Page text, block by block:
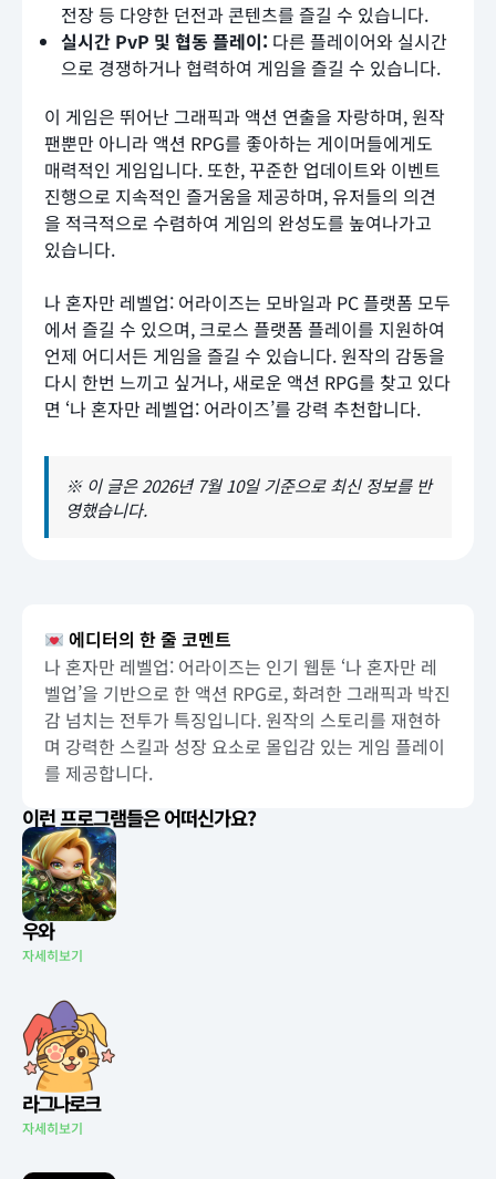
전장 등 다양한 던전과 콘텐츠를 즐길 수 있습니다.
실시간 PvP 및 협동 플레이: 다른 플레이어와 실시간
으로 경쟁하거나 협력하여 게임을 즐길 수 있습니다.
이 게임은 뛰어난 그래픽과 액션 연출을 자랑하며, 원작
팬뿐만 아니라 액션 RPG를 좋아하는 게이머들에게도
매력적인 게임입니다. 또한, 꾸준한 업데이트와 이벤트
진행으로 지속적인 즐거움을 제공하며, 유저들의 의견
을 적극적으로 수렴하여 게임의 완성도를 높여나가고
있습니다.
나 혼자만 레벨업: 어라이즈는 모바일과 PC 플랫폼 모두
에서 즐길 수 있으며, 크로스 플랫폼 플레이를 지원하여
언제 어디서든 게임을 즐길 수 있습니다. 원작의 감동을
다시 한번 느끼고 싶거나, 새로운 액션 RPG를 찾고 있다
면 ‘나 혼자만 레벨업: 어라이즈’를 강력 추천합니다.
※ 이 글은 2026년 7월 10일 기준으로 최신 정보를 반
영했습니다.
에디터의 한 줄 코멘트
나 혼자만 레벨업: 어라이즈는 인기 웹툰 ‘나 혼자만 레
벨업’을 기반으로 한 액션 RPG로, 화려한 그래픽과 박진
감 넘치는 전투가 특징입니다. 원작의 스토리를 재현하
며 강력한 스킬과 성장 요소로 몰입감 있는 게임 플레이
를 제공합니다.
이런 프로그램들은 어떠신가요?
우와
자세히보기
라그나로크
자세히보기